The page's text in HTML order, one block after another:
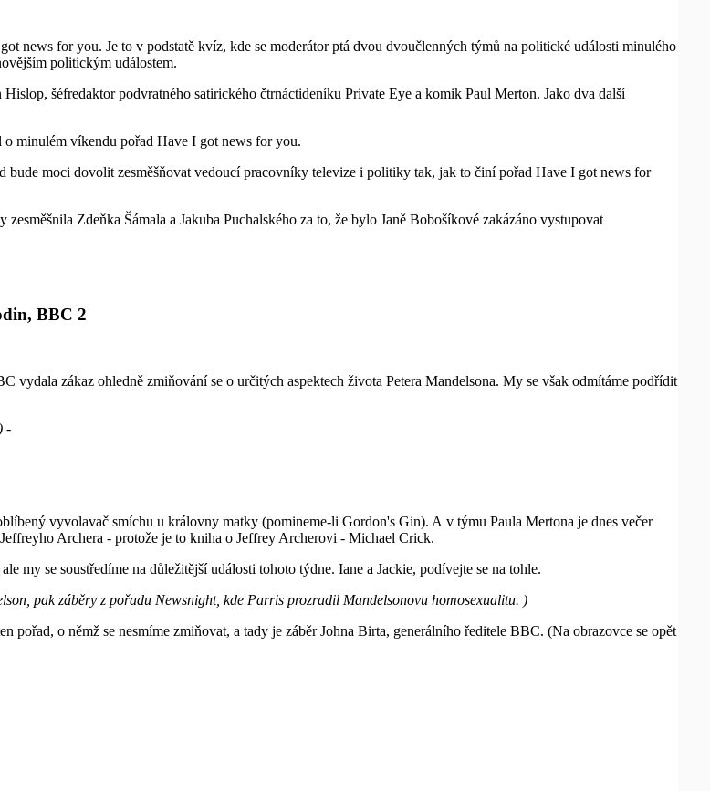
news for you. Je to v podstatě kvíz, kde se moderátor ptá dvou dvoučlenných týmů na politické události minulého
politickým událostem.
šéfredaktor podvratného satirického čtrnáctideníku Private Eye a komik Paul Merton. Jako dva další
minulém víkendu pořad Have I got news for you.
moci dovolit zesměšňovat vedoucí pracovníky televize i politiky tak, jak to činí pořad Have I got news for
Zdeňka Šámala a Jakuba Puchalského za to, že bylo Janě Bobošíkové zakázáno vystupovat
BBC 2
zákaz ohledně zmiňování se o určitých aspektech života Petera Mandelsona. My se však odmítáme podřídit
-
vyvolavač smíchu u královny matky (pomineme-li Gordon's Gin). A v týmu Paula Mertona je dnes večer
Archera - protože je to kniha o Jeffrey Archerovi - Michael Crick.
my se soustředíme na důležitější události tohoto týdne. Iane a Jackie, podívejte se na tohle.
pak záběry z pořadu Newsnight, kde Parris prozradil Mandelsonovu homosexualitu. )
o němž se nesmíme zmiňovat, a tady je záběr Johna Birta, generálního ředitele BBC. (Na obrazovce se opět